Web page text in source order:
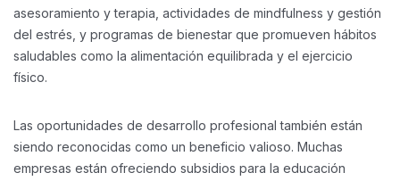
asesoramiento y terapia, actividades de mindfulness y gestión
del estrés, y programas de bienestar que promueven hábitos
saludables como la alimentación equilibrada y el ejercicio
físico.
Las oportunidades de desarrollo profesional también están
siendo reconocidas como un beneficio valioso. Muchas
empresas están ofreciendo subsidios para la educación